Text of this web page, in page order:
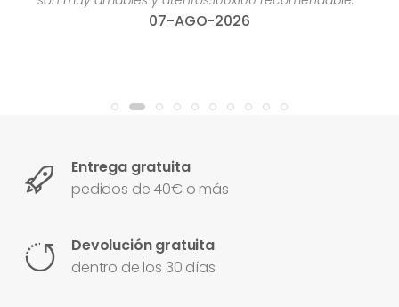
07-AGO-2026
Entrega gratuita
pedidos de 40€ o más
Devolución gratuita
dentro de los 30 días